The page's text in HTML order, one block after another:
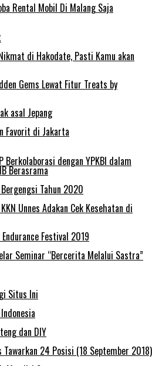
Rental Mobil Di Malang Saja
di Hakodate, Pasti Kamu akan
Gems Lewat Fitur Treats by
asal Jepang
Favorit di Jakarta
Berkolaborasi dengan YPKBI dalam
Berasrama
Tahun 2020
Unnes Adakan Cek Kesehatan di
Festival 2019
Seminar “Bercerita Melalui Sastra”
Situs Ini
dan DIY
24 Posisi (18 September 2018)